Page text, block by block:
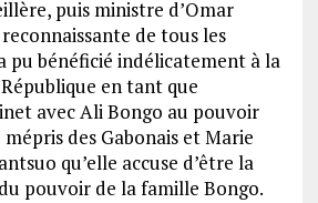
puis ministre d’Omar
de tous les
pu bénéficié indélicatement à la
en tant que
avec Ali Bongo au pouvoir
des Gabonais et Marie
qu’elle accuse d’être la
pouvoir de la famille Bongo.